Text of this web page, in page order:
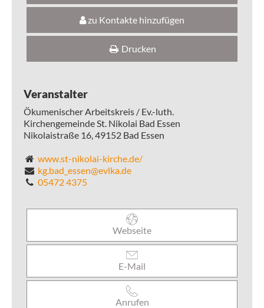
zu Kontakte hinzufügen
Drucken
Veranstalter
Ökumenischer Arbeitskreis / Ev.-luth.
Kirchengemeinde St. Nikolai Bad Essen
Nikolaistraße 16,49152 Bad Essen
www.st-nikolai-kirche.de/
kg.bad_essen@evlka.de
05472 4375
Webseite
E-Mail
Anrufen